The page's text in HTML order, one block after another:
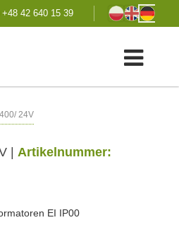
+48 42 640 15 39
24V
| Artikelnummer:
EI IP00